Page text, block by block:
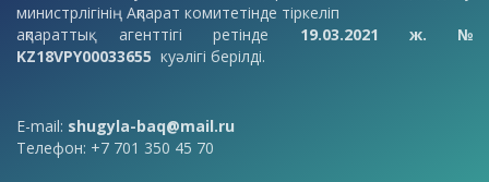
министрлігінің Ақпарат комитетінде тіркеліп
ақпараттық агенттігі ретінде 19.03.2021 ж. №
KZ18VPY00033655 куәлігі берілді.
E-mail: shugyla-baq@mail.ru
Телефон: +7 701 350 45 70